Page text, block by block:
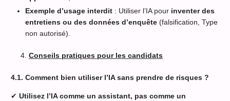
Exemple d’usage interdit : Utiliser l’IA pour inventer des
entretiens ou des données d’enquête (falsification, Type
non autorisé).
Conseils pratiques pour les candidats
4.1. Comment bien utiliser l’IA sans prendre de risques ?
✔ Utilisez l’IA comme un assistant, pas comme un